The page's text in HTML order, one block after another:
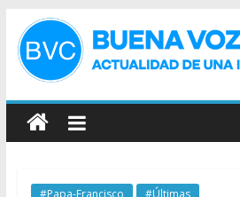
#Papa-Francisco #Últimas